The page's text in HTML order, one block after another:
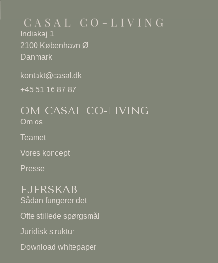
Indiakaj 1
2100 København Ø
Danmark
kontakt@casal.dk
+45 51 16 87 87
OM CASAL CO-LIVING
Om os
Teamet
Vores koncept
Presse
EJERSKAB
Sådan fungerer det
Ofte stillede spørgsmål
Juridisk struktur
Download whitepaper